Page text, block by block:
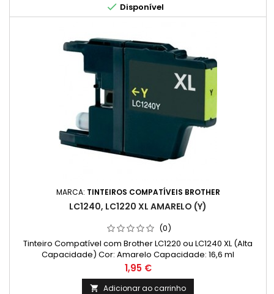
 Disponível
MARCA: TINTEIROS COMPATÍVEIS BROTHER
LC1240, LC1220 XL AMARELO (Y)
(0)
Tinteiro Compatível com Brother LC1220 ou LC1240 XL (Alta
Capacidade) Cor: Amarelo Capacidade: 16,6 ml
Preço
1,95 €
 Adicionar ao carrinho